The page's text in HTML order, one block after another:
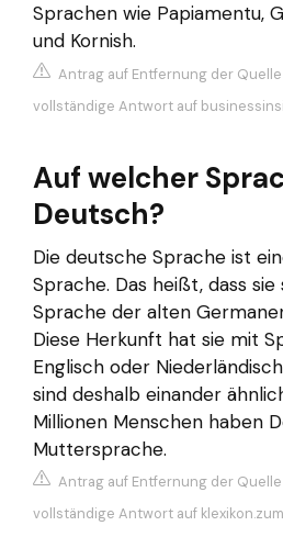
Sprachen wie Papiamentu,
und Kornish.
Antrag auf Entfernung der Quelle
vollständige Antwort auf
Auf welcher
Deutsch?
Die deutsche Sprache ist
Sprache. Das heißt, dass sie
Sprache der alten
Diese Herkunft hat sie mit
Englisch oder
sind deshalb einander
Millionen Menschen haben
Muttersprache.
Antrag auf Entfernung der Quelle
vollständige Antwort auf